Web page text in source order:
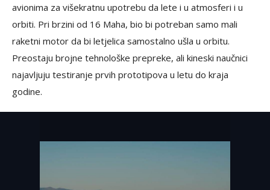
avionima za višekratnu upotrebu da lete i u atmosferi i u
orbiti. Pri brzini od 16 Maha, bio bi potreban samo mali
raketni motor da bi letjelica samostalno ušla u orbitu.
Preostaju brojne tehnološke prepreke, ali kineski naučnici
najavljuju testiranje prvih prototipova u letu do kraja
godine.